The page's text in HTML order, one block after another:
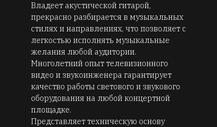
Владеет акустической гитарой,
прекрасно разбирается в музыкальных
стилях и направлениях, что позволяет с
легкостью исполнять музыкальные
желания любой аудитории.
Многолетний опыт телевизионного
видео и звукоинженера гарантирует
качество работы светового и звукового
оборудования на любой концертной
площадке.
Представляет техническую основу